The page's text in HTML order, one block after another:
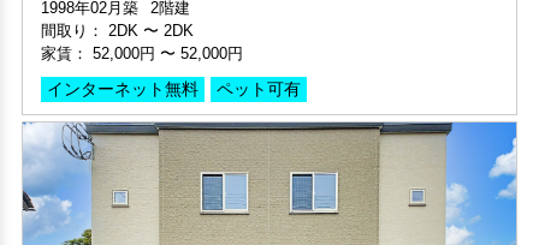
1998年02月築
2階建
間取り： 2DK 〜 2DK
家賃： 52,000円 〜 52,000円
インターネット無料 ペット可有